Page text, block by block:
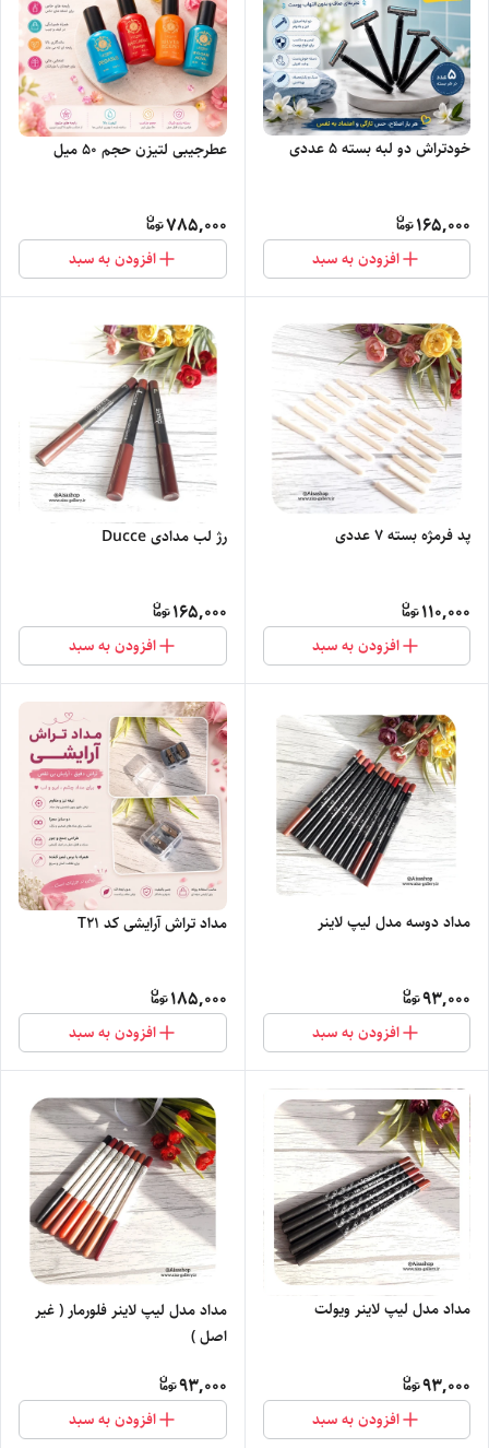
خودتراش دو لبه بسته ۵ عددی
165,000
افزودن به سبد
عطرجیبی لتیزن حجم ۵۰ میل
785,000
افزودن به سبد
پد فرمژه بسته ۷ عددی
110,000
افزودن به سبد
رژ لب مدادی Ducce
165,000
افزودن به سبد
مداد دوسه مدل لیپ لاینر
93,000
افزودن به سبد
مداد تراش آرایشی کد T21
185,000
افزودن به سبد
مداد مدل لیپ لاینر ویولت
93,000
افزودن به سبد
مداد مدل لیپ لاینر فلورمار ( غیر
اصل )
93,000
افزودن به سبد